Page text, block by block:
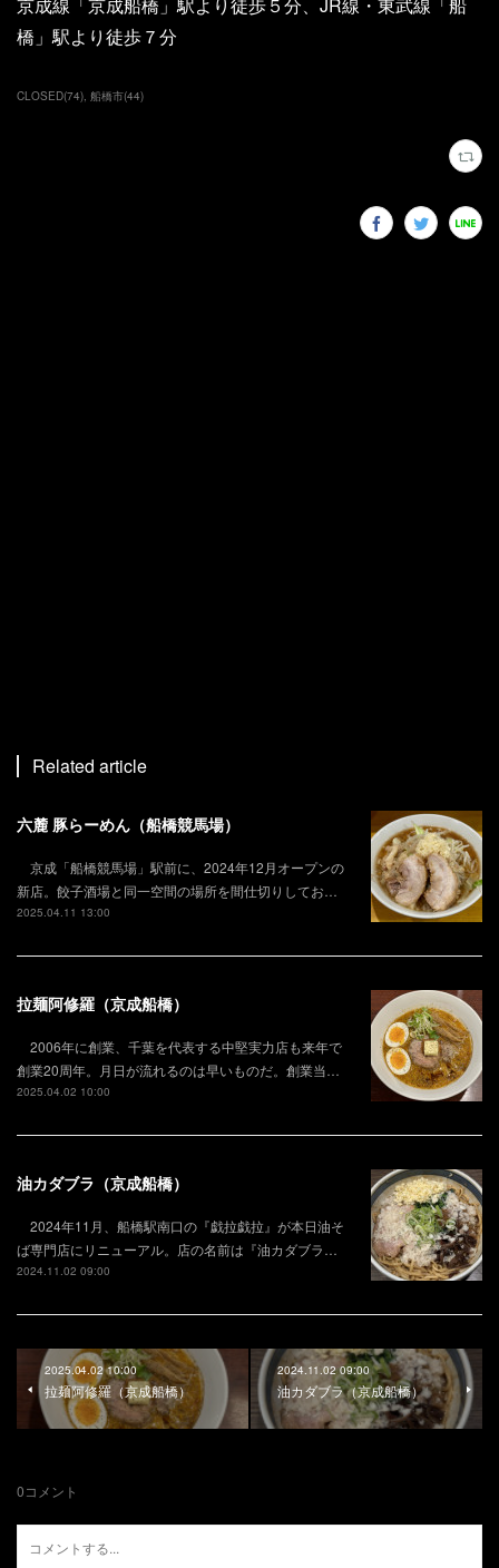
橋」駅より徒歩７分
CLOSED(74) 船橋市(44)
Related article
六麓 豚らーめん（船橋競馬場）
京成「船橋競馬場」駅前に、2024年12月オープンの
新店。餃子酒場と同一空間の場所を間仕切りしてお…
2025.04.11 13:00
拉麺阿修羅（京成船橋）
2006年に創業、千葉を代表する中堅実力店も来年で
創業20周年。月日が流れるのは早いものだ。創業当…
2025.04.02 10:00
油カダブラ（京成船橋）
2024年11月、船橋駅南口の『戯拉戯拉』が本日油そ
ば専門店にリニューアル。店の名前は『油カダブラ…
2024.11.02 09:00
2025.04.02 10:00
拉麺阿修羅（京成船橋）
2024.11.02 09:00
油カダブラ（京成船橋）
0コメント